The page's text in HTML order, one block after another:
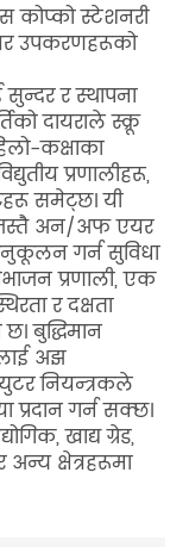
कोप्को स्टेशनरी
उपकरणहरूको
र स्थापना
दायराले स्क्रू
कक्षाका
प्रणालीहरू,
समेट्छ। यी
जस्तै अन/अफ एयर
गर्न सुविधा
प्रणाली, एक
र दक्षता
बुद्धिमान
अझ
नियन्त्रकले
प्रदान गर्न सक्छ।
खाद्य ग्रेड,
क्षेत्रहरूमा